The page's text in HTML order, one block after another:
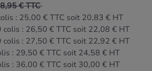
€ TTC
: 25,00 € TTC soit 20,83 € HT
colis : 26,50 € TTC soit 22,08 € HT
colis : 27,50 € TTC soit 22,92 € HT
: 29,50 € TTC soit 24,58 € HT
: 36,00 € TTC soit 30,00 € HT